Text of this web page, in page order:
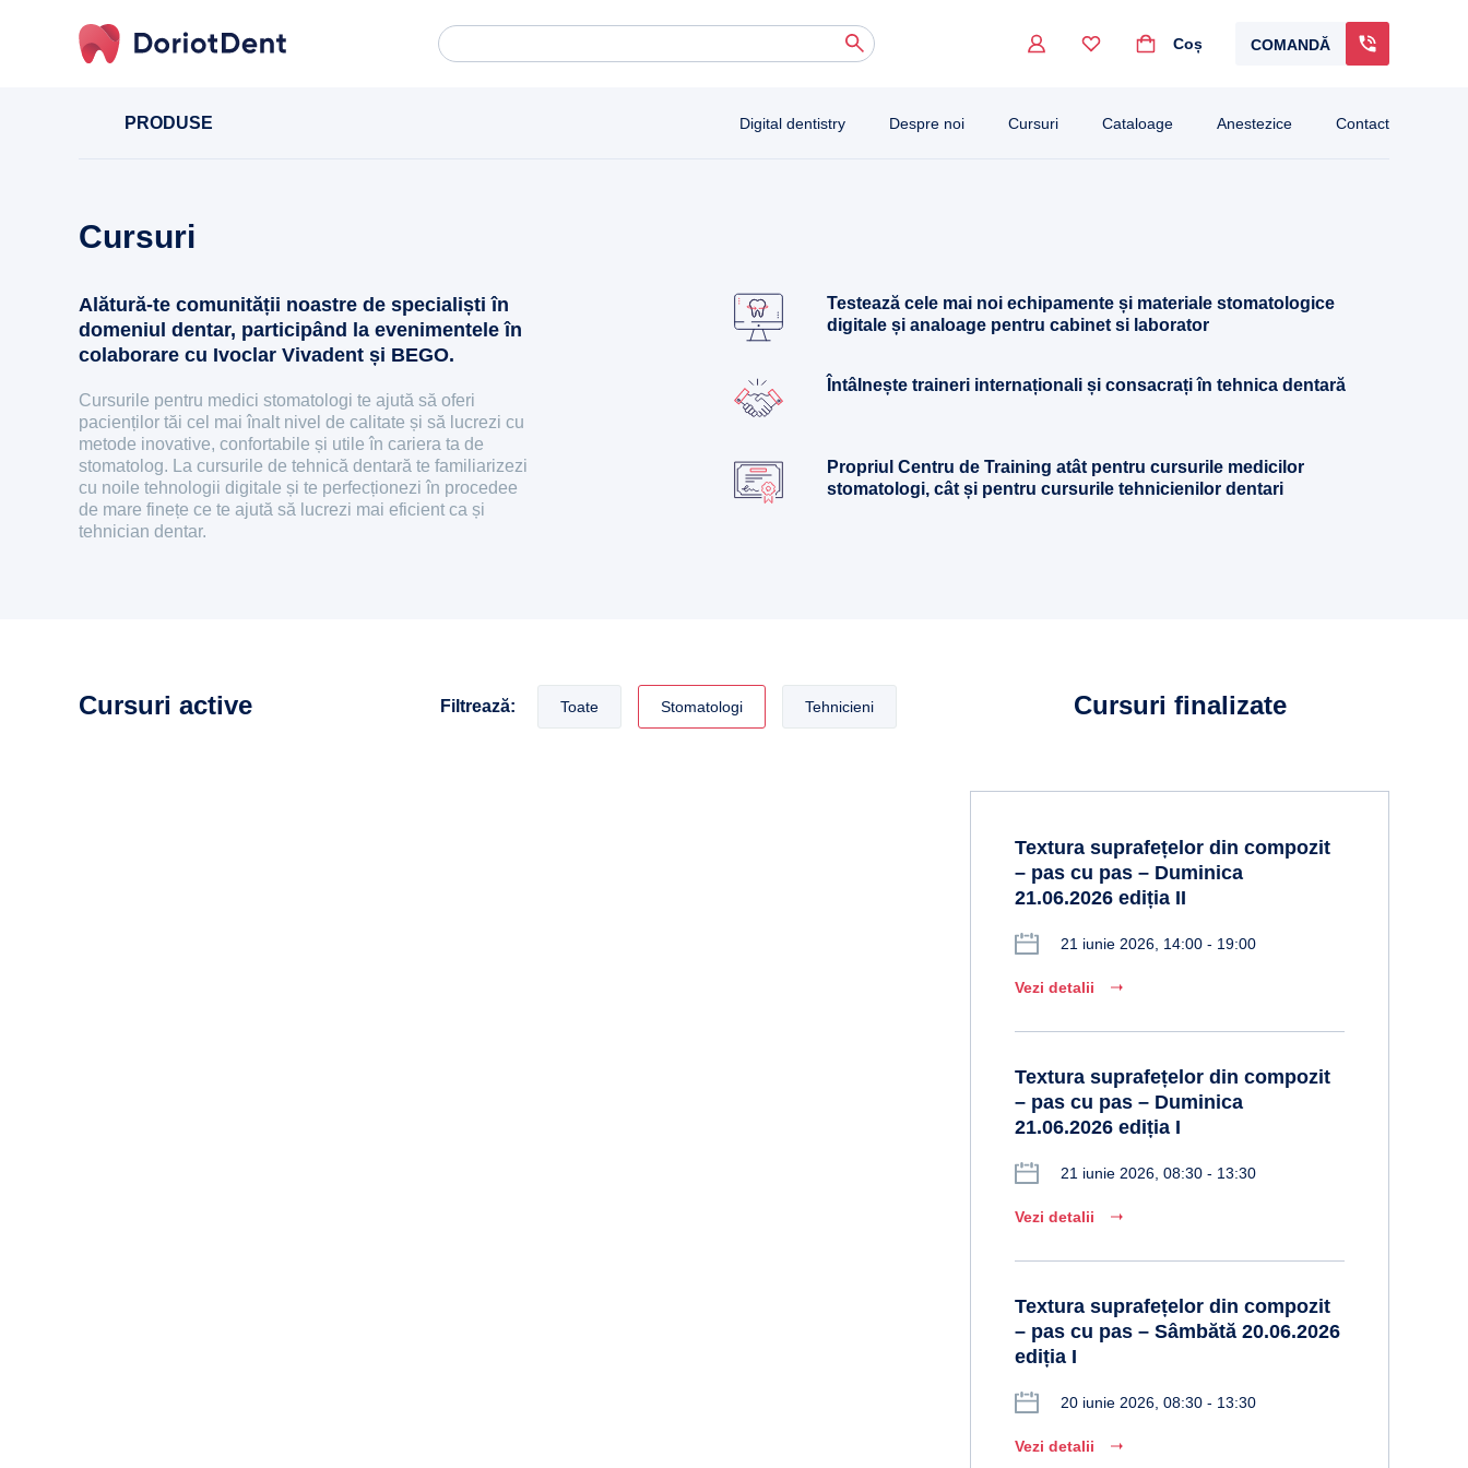
Caută
după:When autocomplete results are available use up and down arrows to review and enter to go to the desired page. Touch device users, explore by touch or with swipe
Coș COMANDĂ
PRODUSE Digital dentistry Despre noi Cursuri Cataloage Anestezice Contact
Cursuri
Alătură-te comunității noastre de specialiști în
domeniul dentar, participând la evenimentele în
colaborare cu Ivoclar Vivadent și BEGO.
Cursurile pentru medici stomatologi te ajută să oferi
pacienților tăi cel mai înalt nivel de calitate și să lucrezi cu
metode inovative, confortabile și utile în cariera ta de
stomatolog. La cursurile de tehnică dentară te familiarizezi
cu noile tehnologii digitale și te perfecționezi în procedee
de mare finețe ce te ajută să lucrezi mai eficient ca și
tehnician dentar.
Testează cele mai noi echipamente și materiale stomatologice
digitale și analoage pentru cabinet si laborator
Întâlnește traineri internaționali și consacrați în tehnica dentară
Propriul Centru de Training atât pentru cursurile medicilor
stomatologi, cât și pentru cursurile tehnicienilor dentari
Cursuri active Filtrează: Toate Stomatologi Tehnicieni Cursuri finalizate
Textura suprafețelor din compozit
– pas cu pas – Duminica
21.06.2026 ediția II
21 iunie 2026, 14:00 - 19:00
Vezi detalii
Textura suprafețelor din compozit
– pas cu pas – Duminica
21.06.2026 ediția I
21 iunie 2026, 08:30 - 13:30
Vezi detalii
Textura suprafețelor din compozit
– pas cu pas – Sâmbătă 20.06.2026
ediția I
20 iunie 2026, 08:30 - 13:30
Vezi detalii